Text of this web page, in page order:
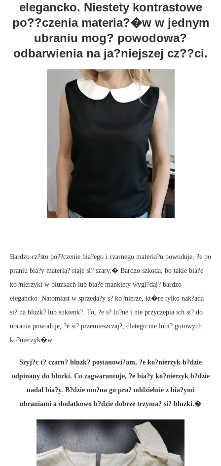
elegancko. Niestety kontrastowe
po??czenia materia?�w w jednym
ubraniu mog? powodowa?
odbarwienia na ja?niejszej cz??ci.
Bardzo cz?sto po??czenie bia?ego i czarnego materia?u powoduje, ?e po
praniu bia?y materia? staje si? szary.� Bardzo szkoda, bo takie bia?e
ko?nierzyki w bluzkach lub bia?e mankiety wygl?daj? bardzo
elegancko. Natomiast w sprzeda?y s? ko?nierze, kt�re tylko nak?ada
si? na bluzk? lub sukienk?. To, ?e s? lu?ne i nie przyczepia ich si? do
ubrania powoduje, ?e si? przemieszczaj?, dlatego nie lubi? gotowych
ko?nierzyk�w.
Szyj?c t? czarn? bluzk? postanowi?am, ?e ko?nierzyk b?dzie
odpinany do bluzki. Co zagwarantuje, ?e bia?y ko?nierzyk b?dzie
nadal bia?y. B?dzie mo?na go pra? oddzielnie z bia?ymi
ubraniami a dodatkowo b?dzie dobrze trzyma? si? bluzki.�